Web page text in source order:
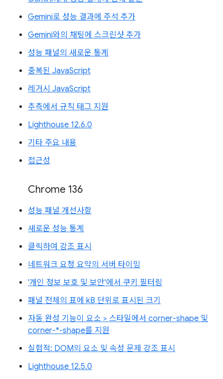
Gemini로 성능 결과에 주석 추가
Gemini와의 채팅에 스크린샷 추가
성능 패널의 새로운 통계
중복된 JavaScript
레거시 JavaScript
추측에서 규칙 태그 지원
Lighthouse 12.6.0
기타 주요 내용
접근성
Chrome 136
성능 패널 개선사항
새로운 성능 통계
클릭하여 강조 표시
네트워크 요청 요약의 서버 타이밍
'개인 정보 보호 및 보안'에서 쿠키 필터링
패널 전체의 표에 kB 단위로 표시된 크기
자동 완성 기능이 요소 > 스타일에서 corner-shape 및
corner-*-shape를 지원
실험적: DOM의 요소 및 속성 문제 강조 표시
Lighthouse 12.5.0